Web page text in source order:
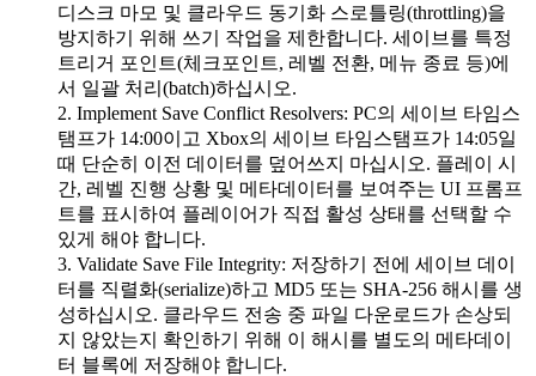
디스크 마모 및 클라우드 동기화 스로틀링(throttling)을
방지하기 위해 쓰기 작업을 제한합니다. 세이브를 특정
트리거 포인트(체크포인트, 레벨 전환, 메뉴 종료 등)에
서 일괄 처리(batch)하십시오.
Implement Save Conflict Resolvers: PC의 세이브 타임스
탬프가 14:00이고 Xbox의 세이브 타임스탬프가 14:05일
때 단순히 이전 데이터를 덮어쓰지 마십시오. 플레이 시
간, 레벨 진행 상황 및 메타데이터를 보여주는 UI 프롬프
트를 표시하여 플레이어가 직접 활성 상태를 선택할 수
있게 해야 합니다.
Validate Save File Integrity: 저장하기 전에 세이브 데이
터를 직렬화(serialize)하고 MD5 또는 SHA-256 해시를 생
성하십시오. 클라우드 전송 중 파일 다운로드가 손상되
지 않았는지 확인하기 위해 이 해시를 별도의 메타데이
터 블록에 저장해야 합니다.